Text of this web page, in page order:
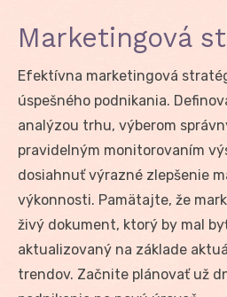
Marketingová
Efektívna marketingová
úspešného podnikania.
analýzou trhu, výberom
pravidelným monitorovaním
dosiahnuť výrazné zlepšenie
výkonnosti. Pamätajte, že
živý dokument, ktorý by mal
aktualizovaný na základe
trendov. Začnite plánovať už